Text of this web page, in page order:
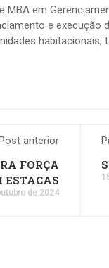
MBA em
e
Post anterior
FORÇA
ESTACAS
de 2024